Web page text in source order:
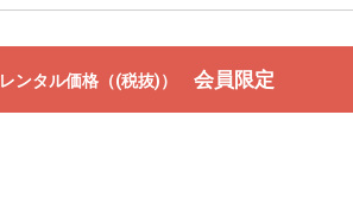
レンタル価格（(税抜)） 会員限定